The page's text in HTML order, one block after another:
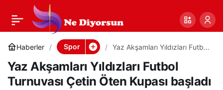
Haberler Spor
Yaz Akşamları Yıldızları Futbol
başladı
Yaz Akşamları Yıldızları Futbol
Turnuvası Çetin Öten Kupası başladı
Yaz Akşamları
Yıldızları Futbol
Turnuvası Çetin Öten
Paylaş